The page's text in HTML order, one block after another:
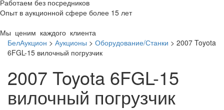
Работаем без посредников
Опыт в аукционной сфере более 15 лет
Мы ценим каждого клиента
БелАукцион > Аукционы > Оборудование/Станки > 2007 Toyota
6FGL-15 вилочный погрузчик
2007 Toyota 6FGL-15
вилочный погрузчик